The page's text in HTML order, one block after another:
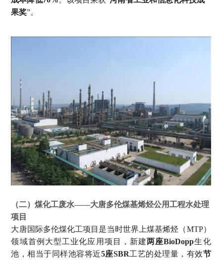
果奖”。
（二）煤化工废水——大唐多伦煤基烯烃公用工程水处理
项目
大唐国际多伦煤化工项目是当时世界上煤基烯烃（MTP）
领域首例大型工业化应用项目，新建两座BioDopp生化
池，相当于同样池容将近5座SBR工艺的处理量，有效节